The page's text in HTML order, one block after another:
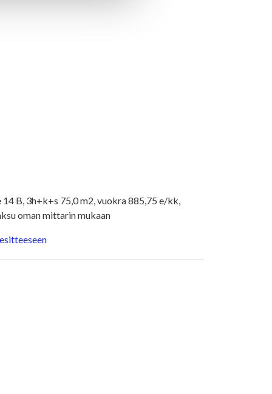
14 B, 3h+k+s 75,0 m2, vuokra 885,75 e/kk,
oman mittarin mukaan